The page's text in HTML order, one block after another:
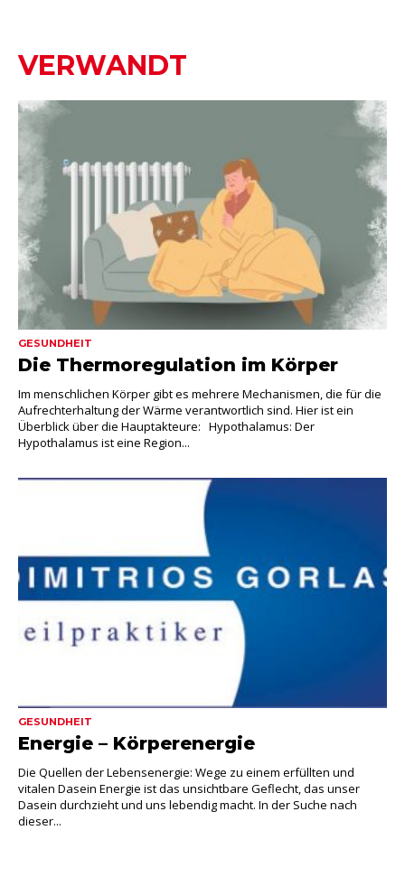
VERWANDT
GESUNDHEIT
Die Thermoregulation im Körper
Im menschlichen Körper gibt es mehrere Mechanismen, die für die
Aufrechterhaltung der Wärme verantwortlich sind. Hier ist ein
Überblick über die Hauptakteure: Hypothalamus: Der
Hypothalamus ist eine Region...
GESUNDHEIT
Energie – Körperenergie
Die Quellen der Lebensenergie: Wege zu einem erfüllten und
vitalen Dasein Energie ist das unsichtbare Geflecht, das unser
Dasein durchzieht und uns lebendig macht. In der Suche nach
dieser...